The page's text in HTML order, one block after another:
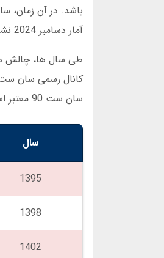
آمار دسامبر 2024 نشان می دهد این بخش 45 درصد از کل فعالیت های کاربران را به خود اختصاص داده است.
سان ست 90 معتبر است.
سال
1395
1398
1402